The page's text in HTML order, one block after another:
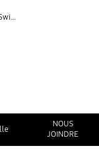
?
NOUS
JOINDRE